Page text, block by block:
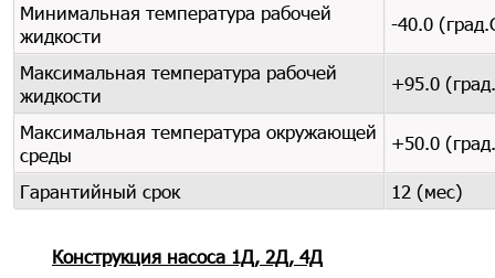
Минимальная температура рабочей
жидкости
-40.0
Максимальная температура рабочей
жидкости
+95.0
Максимальная температура окружающей
среды
+50.0
Гарантийный срок 12 (мес)
Конструкция насоса 1Д, 2Д, 4Д